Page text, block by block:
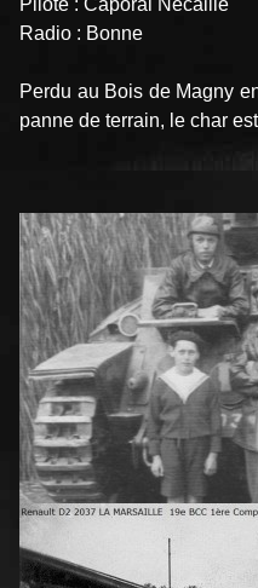
Pilote : Caporal Nécaille
Radio : Bonne
Perdu au Bois de Magny
panne de terrain, le char